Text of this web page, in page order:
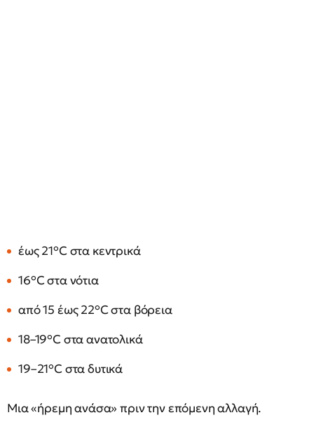
έως 21°C στα κεντρικά
16°C στα νότια
από 15 έως 22°C στα βόρεια
18–19°C στα ανατολικά
19–21°C στα δυτικά
Μια «ήρεμη ανάσα» πριν την επόμενη αλλαγή.